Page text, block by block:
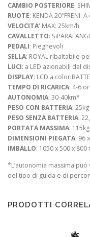
CAMBIO POSTERIORE:
RUOTE: KENDA
VELOCITA’ MAX: 25km/h
CAVALLETTO:
PEDALI: Pieghevoli
SELLA: ROYAL ribaltabile
LUCI: a LED azionabili dal
DISPLAY: LCD a
TEMPO DI RICARICA: 4-6
AUTONOMIA: 30-40km*
PESO CON BATTERIA: 25kg
PESO SENZA BATTERIA:
PORTATA MASSIMA: 115kg
DIMENSIONI PIEGATA: 96
IMBALLO: 1050 x 500 x 800
*L’autonomia massima
del tipo di guida e di
PRODOTTI